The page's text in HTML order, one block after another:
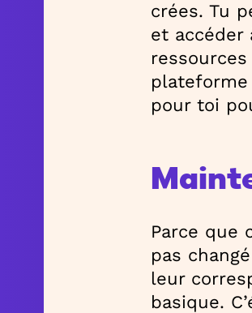
crées. Tu
et
pour toi
Parce que
pas
leur
basique.